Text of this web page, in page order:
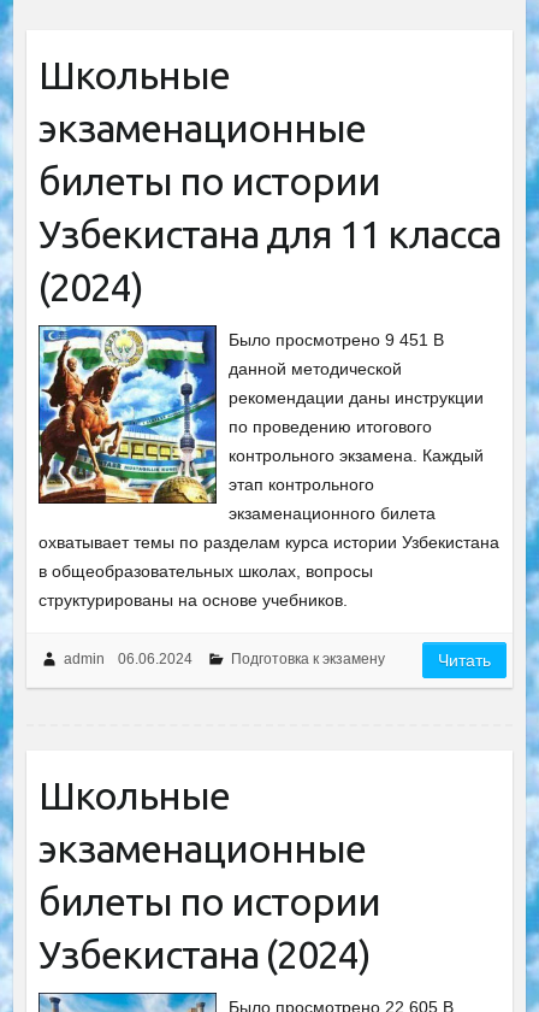
Школьные
экзаменационные
билеты по истории
Узбекистана для 11 класса
(2024)
Было просмотрено 9 451 В
данной методической
рекомендации даны инструкции
по проведению итогового
контрольного экзамена. Каждый
этап контрольного
экзаменационного билета
охватывает темы по разделам курса истории Узбекистана
в общеобразовательных школах, вопросы
структурированы на основе учебников.
admin 06.06.2024 Подготовка к экзамену Читать
Школьные
экзаменационные
билеты по истории
Узбекистана (2024)
Было просмотрено 22 605 В